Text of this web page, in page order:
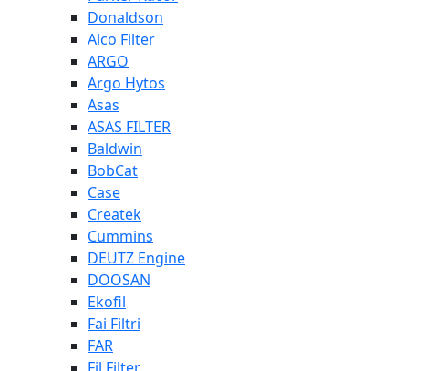
Donaldson
Alco Filter
ARGO
Argo Hytos
Asas
ASAS FILTER
Baldwin
BobCat
Case
Createk
Cummins
DEUTZ Engine
DOOSAN
Ekofil
Fai Filtri
FAR